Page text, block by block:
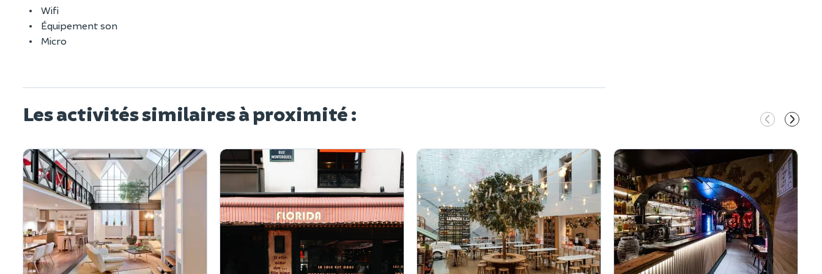
Wifi
Équipement son
Micro
Les activités similaires à proximité :